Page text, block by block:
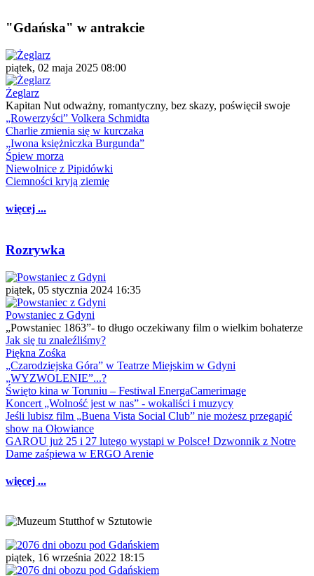
"Gdańska" w antrakcie
piątek, 02 maja 2025 08:00
Żeglarz
Kapitan Nut odważny, romantyczny, bez skazy, poświęcił swoje
„Rowerzyści” Volkera Schmidta
Charlie zmienia się w kurczaka
„Iwona księżniczka Burgunda”
Śpiew morza
Niewolnice z Pipidówki
Ciemności kryją ziemię
więcej ...
Rozrywka
piątek, 05 stycznia 2024 16:35
Powstaniec z Gdyni
„Powstaniec 1863”- to długo oczekiwany film o wielkim bohaterze
Jak się tu znaleźliśmy?
Piękna Zośka
„Czarodziejska Góra” w Teatrze Miejskim w Gdyni
„WYZWOLENIE”...?
Święto kina w Toruniu – Festiwal EnergaCamerimage
Koncert „Wolność jest w nas” - wokaliści i muzycy
Jeśli lubisz film „Buena Vista Social Club” nie możesz przegapić
show na Ołowiance
GAROU już 25 i 27 lutego wystąpi w Polsce! Dzwonnik z Notre
Dame zaśpiewa w ERGO Arenie
więcej ...
piątek, 16 września 2022 18:15